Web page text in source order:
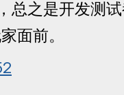
总之是开发测
面前。